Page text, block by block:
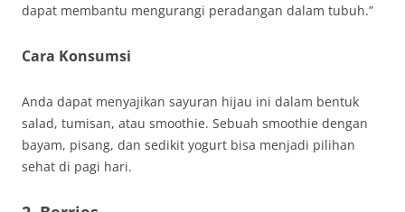
dapat membantu mengurangi peradangan dalam tubuh.”
Cara Konsumsi
Anda dapat menyajikan sayuran hijau ini dalam bentuk
salad, tumisan, atau smoothie. Sebuah smoothie dengan
bayam, pisang, dan sedikit yogurt bisa menjadi pilihan
sehat di pagi hari.